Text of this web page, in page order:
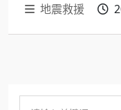
地震救援